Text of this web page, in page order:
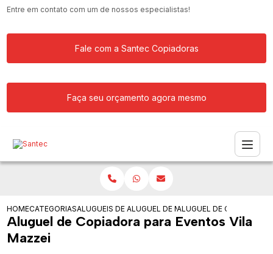
Entre em contato com um de nossos especialistas!
Fale com a Santec Copiadoras
Faça seu orçamento agora mesmo
HOMECATEGORIASALUGUEIS DE COPIADORASALUGUEL DE MAQUINA COPIADORA
ALUGUEL DE COPIADORA
Aluguel de Copiadora para Eventos Vila
Mazzei